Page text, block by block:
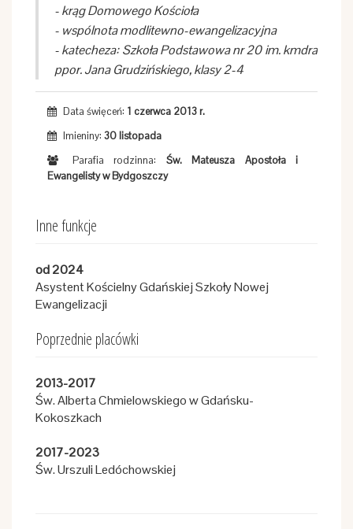
- krąg Domowego Kościoła
- wspólnota modlitewno-ewangelizacyjna
- katecheza: Szkoła Podstawowa nr 20 im. kmdra
ppor. Jana Grudzińskiego, klasy 2-4
Data święceń: 1 czerwca 2013 r.
Imieniny: 30 listopada
Parafia rodzinna: Św. Mateusza Apostoła i
Ewangelisty w Bydgoszczy
Inne funkcje
od 2024
Asystent Kościelny Gdańskiej Szkoły Nowej
Ewangelizacji
Poprzednie placówki
2013-2017
Św. Alberta Chmielowskiego w Gdańsku-
Kokoszkach
2017-2023
Św. Urszuli Ledóchowskiej